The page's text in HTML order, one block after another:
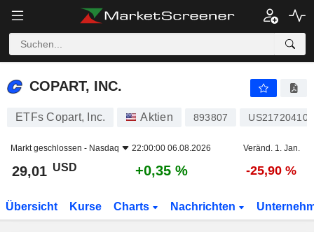
COPART, INC.
COPART, INC.
ETFs Copart, Inc. Aktien 893807
Markt geschlossen - Nasdaq 22:00:00 06.08.2026 Veränd. 1. Jan.
29,01 USD +0,35 % -25,90 %
Übersicht Kurse Charts Nachrichten